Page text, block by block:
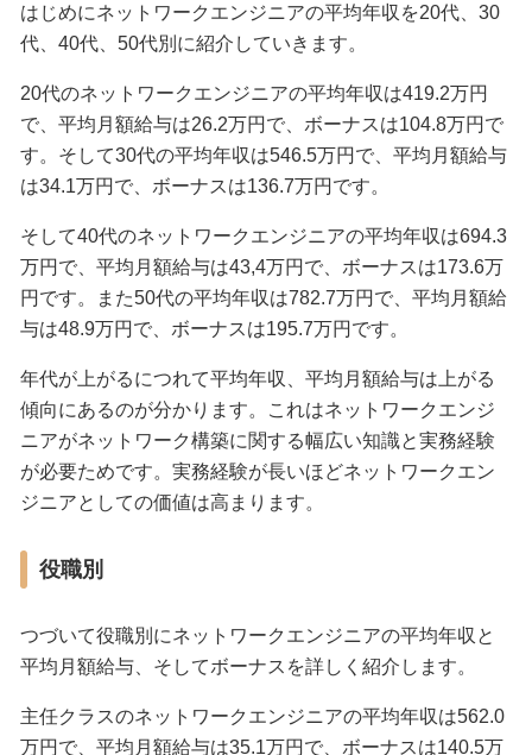
はじめにネットワークエンジニアの平均年収を20代、30
代、40代、50代別に紹介していきます。
20代のネットワークエンジニアの平均年収は419.2万円
で、平均月額給与は26.2万円で、ボーナスは104.8万円で
す。そして30代の平均年収は546.5万円で、平均月額給与
は34.1万円で、ボーナスは136.7万円です。
そして40代のネットワークエンジニアの平均年収は694.3
万円で、平均月額給与は43,4万円で、ボーナスは173.6万
円です。また50代の平均年収は782.7万円で、平均月額給
与は48.9万円で、ボーナスは195.7万円です。
年代が上がるにつれて平均年収、平均月額給与は上がる
傾向にあるのが分かります。これはネットワークエンジ
ニアがネットワーク構築に関する幅広い知識と実務経験
が必要ためです。実務経験が長いほどネットワークエン
ジニアとしての価値は高まります。
役職別
つづいて役職別にネットワークエンジニアの平均年収と
平均月額給与、そしてボーナスを詳しく紹介します。
主任クラスのネットワークエンジニアの平均年収は562.0
万円で、平均月額給与は35.1万円で、ボーナスは140.5万